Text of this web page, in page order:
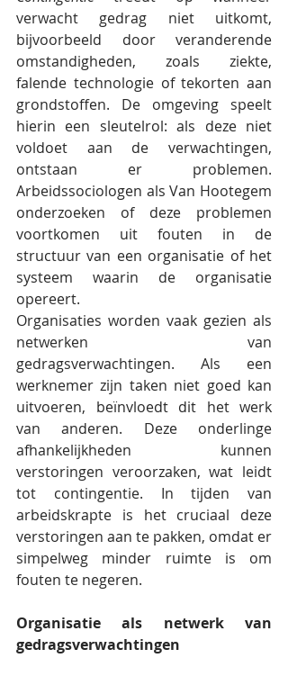
verwacht gedrag niet uitkomt,
bijvoorbeeld door veranderende
omstandigheden, zoals ziekte,
falende technologie of tekorten aan
grondstoffen. De omgeving speelt
hierin een sleutelrol: als deze niet
voldoet aan de verwachtingen,
ontstaan er problemen.
Arbeidssociologen als Van Hootegem
onderzoeken of deze problemen
voortkomen uit fouten in de
structuur van een organisatie of het
systeem waarin de organisatie
opereert.
Organisaties worden vaak gezien als
netwerken van
gedragsverwachtingen. Als een
werknemer zijn taken niet goed kan
uitvoeren, beïnvloedt dit het werk
van anderen. Deze onderlinge
afhankelijkheden kunnen
verstoringen veroorzaken, wat leidt
tot contingentie. In tijden van
arbeidskrapte is het cruciaal deze
verstoringen aan te pakken, omdat er
simpelweg minder ruimte is om
fouten te negeren.
Organisatie als netwerk van
gedragsverwachtingen